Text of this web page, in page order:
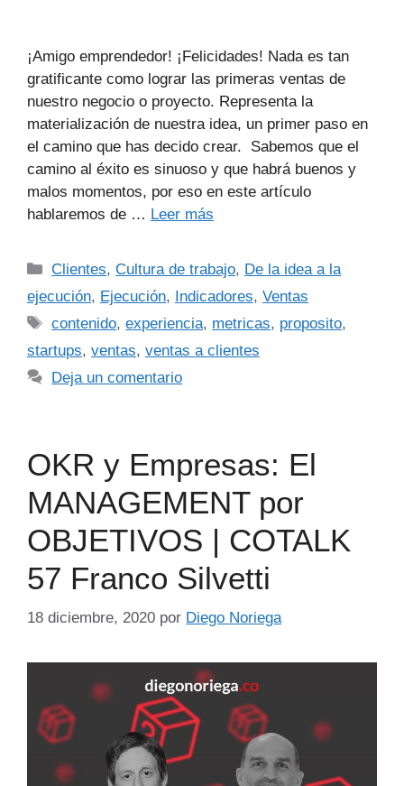
¡Amigo emprendedor! ¡Felicidades! Nada es tan
gratificante como lograr las primeras ventas de
nuestro negocio o proyecto. Representa la
materialización de nuestra idea, un primer paso en
el camino que has decido crear. Sabemos que el
camino al éxito es sinuoso y que habrá buenos y
malos momentos, por eso en este artículo
hablaremos de … Leer más
Clientes,Cultura de trabajo, De la idea a la
ejecución, Ejecución, Indicadores, Ventas
contenido,experiencia, metricas, proposito,
startups, ventas, ventas a clientes
Deja un comentario
OKR y Empresas: El
MANAGEMENT por
OBJETIVOS | COTALK
57 Franco Silvetti
18 diciembre, 2020 por Diego Noriega